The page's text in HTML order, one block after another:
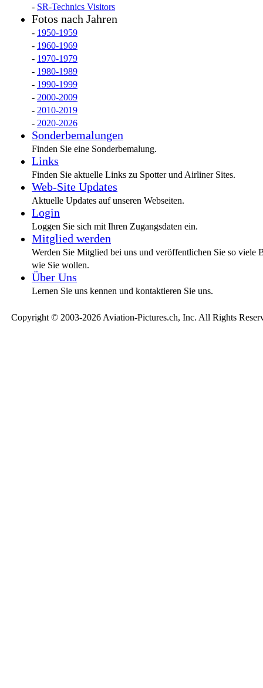
- SR-Technics Visitors
Fotos nach Jahren
- 1950-1959
- 1960-1969
- 1970-1979
- 1980-1989
- 1990-1999
- 2000-2009
- 2010-2019
- 2020-2026
Sonderbemalungen
Finden Sie eine Sonderbemalung.
Links
Finden Sie aktuelle Links zu Spotter und Airliner Sites.
Web-Site Updates
Aktuelle Updates auf unseren Webseiten.
Login
Loggen Sie sich mit Ihren Zugangsdaten ein.
Mitglied werden
Werden Sie Mitglied bei uns und veröffentlichen Sie so viele
wie Sie wollen.
Über Uns
Lernen Sie uns kennen und kontaktieren Sie uns.
Copyright © 2003-2026 Aviation-Pictures.ch, Inc. All Rights